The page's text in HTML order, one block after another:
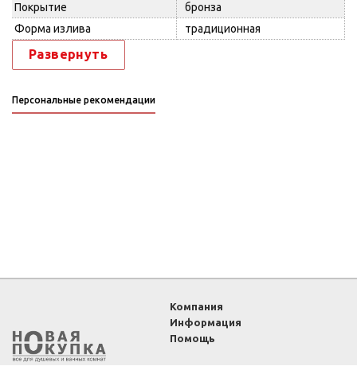
Покрытие
бронза
Форма излива
традиционная
Развернуть
Персональные рекомендации
Компания
Информация
Помощь